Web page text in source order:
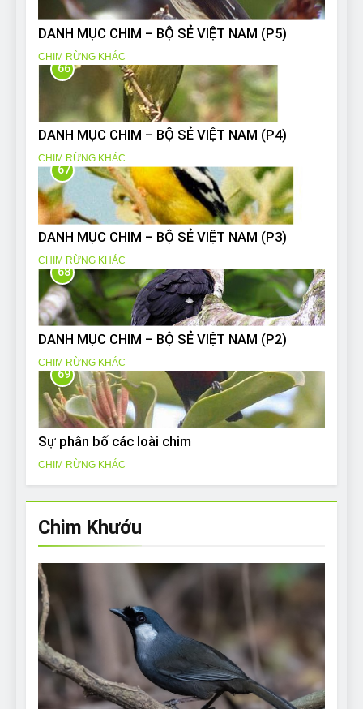
DANH MỤC CHIM – BỘ SẺ VIỆT NAM (P5)
CHIM RỪNG KHÁC
66
DANH MỤC CHIM – BỘ SẺ VIỆT NAM (P4)
CHIM RỪNG KHÁC
67
DANH MỤC CHIM – BỘ SẺ VIỆT NAM (P3)
CHIM RỪNG KHÁC
68
DANH MỤC CHIM – BỘ SẺ VIỆT NAM (P2)
CHIM RỪNG KHÁC
69
Sự phân bố các loài chim
CHIM RỪNG KHÁC
Chim Khướu